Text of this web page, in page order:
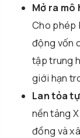
Mở ra
Cho phép
động vốn
tập trung
giới hạn
Lan tỏa
nền tảng
đồng và